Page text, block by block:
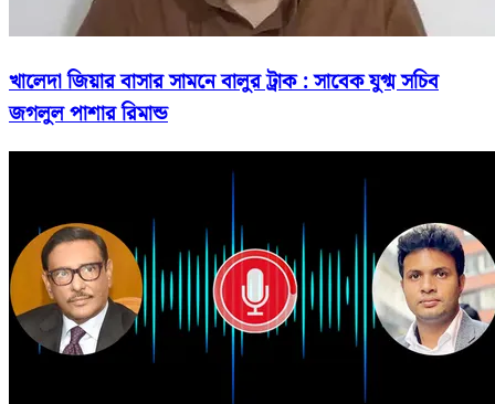
খালেদা জিয়ার বাসার সামনে বালুর ট্রাক : সাবেক যুগ্ম সচিব
জগলুল পাশার রিমান্ড